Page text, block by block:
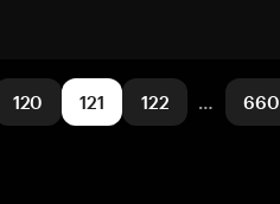
120 121 122 … 660